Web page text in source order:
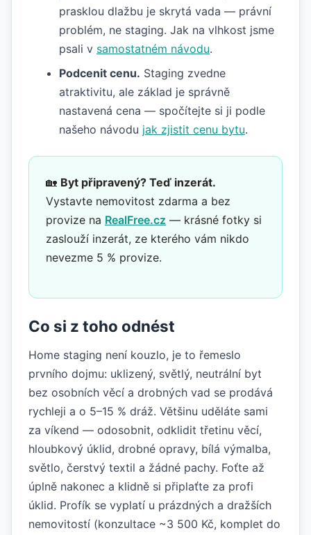
prasklou dlažbu je skrytá vada — právní
problém, ne staging. Jak na vlhkost jsme
psali v samostatném návodu.
Podcenit cenu. Staging zvedne
atraktivitu, ale základ je správně
nastavená cena — spočítejte si ji podle
našeho návodu jak zjistit cenu bytu.
🏡 Byt připravený? Teď inzerát.
Vystavte nemovitost zdarma a bez
provize na RealFree.cz — krásné fotky si
zaslouží inzerát, ze kterého vám nikdo
nevezme 5 % provize.
Co si z toho odnést
Home staging není kouzlo, je to řemeslo
prvního dojmu: uklizený, světlý, neutrální byt
bez osobních věcí a drobných vad se prodává
rychleji a o 5–15 % dráž. Většinu uděláte sami
za víkend — odosobnit, odklidit třetinu věcí,
hloubkový úklid, drobné opravy, bílá výmalba,
světlo, čerstvý textil a žádné pachy. Foťte až
úplně nakonec a klidně si připlaťte za profi
úklid. Profík se vyplatí u prázdných a dražších
nemovitostí (konzultace ~3 500 Kč, komplet do